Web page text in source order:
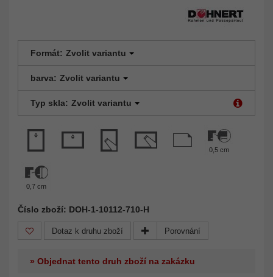
Formát: Zvolit variantu
barva: Zvolit variantu
Typ skla: Zvolit variantu
0,5 cm
0,7 cm
Číslo zboží: DOH-1-10112-710-H
Dotaz k druhu zboží Porovnání
» Objednat tento druh zboží na zakázku